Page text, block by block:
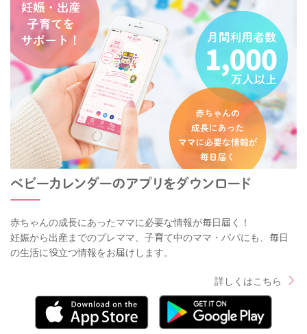
赤ちゃんの成長にあったママに必要な情報が毎日届く！
妊娠から出産までのプレママ、子育て中のママ・パパにも、毎日
の生活に役立つ情報をお届けします。
詳しくはこちら